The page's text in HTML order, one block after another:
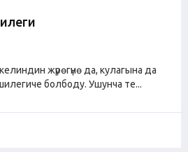
жүрөгүнө да, кулагына да
болбоду. Ушунча те...